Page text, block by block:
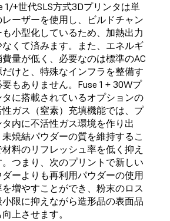
1/+世代SLS方式3Dプリンタは単
レーザーを使用し、ビルドチャン
小型化しているため、加熱出力
なくて済みます。また、エネルギ
費量が低く、必要なのは標準のAC
だけと、特殊なインフラを整備す
要もありません。Fuse 1 + 30Wプ
タに搭載されているオプションの
性ガス（窒素）充填機能では、プ
タ内に不活性ガス環境を作り出
未焼結パウダーの質を維持するこ
材料のリフレッシュ率を低く抑え
。つまり、次のプリントで新しい
ダーよりも再利用パウダーの使用
を増やすことができ、粉末のロス
小限に抑えながら造形品の表面品
上させます。